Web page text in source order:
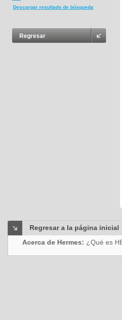
Descargar resultado de búsqueda
Regresar
Regresar a la página inicial
Acerca de Hermes: ¿Qué es